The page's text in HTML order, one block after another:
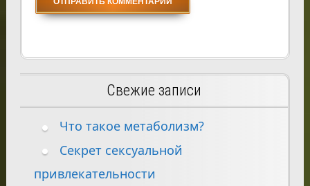
Свежие записи
Что такое метаболизм?
Секрет сексуальной
привлекательности